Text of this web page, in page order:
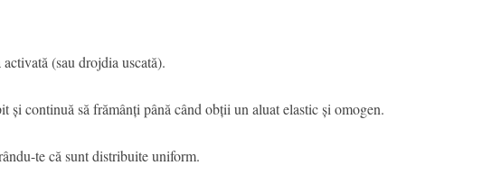
(sau drojdia uscată).
și continuă să frămânți până când obții un aluat elastic și omogen.
te că sunt distribuite uniform.